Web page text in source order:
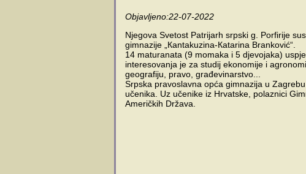
Objavljeno:22-07-2022
Njegova Svetost Patrijarh srpski g. Porfirije
gimnazije „Кantakuzina-Кatarina Branković“.
14 maturanata (9 momaka i 5 djevojaka)
interesovanja je za studij ekonomije i
geografiju, pravo, građevinarstvo...
Srpska pravoslavna opća gimnazija u
učenika. Uz učenike iz Hrvatske, polaznici
Američkih Država.